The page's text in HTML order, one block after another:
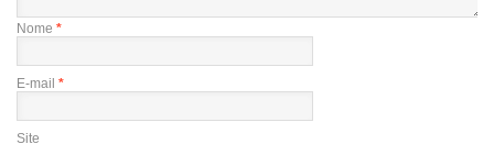
Nome *
E-mail *
Site